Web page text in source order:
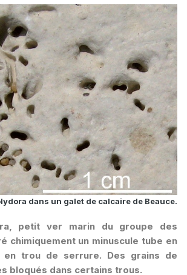
dans un galet de calcaire de Beauce.
petit ver marin du groupe des
chimiquement un minuscule tube en
en trou de serrure. Des grains de
bloqués dans certains trous.